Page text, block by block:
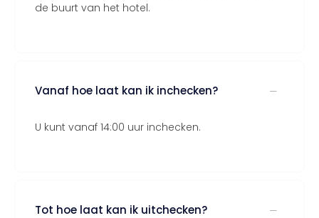
de buurt van het hotel.
Vanaf hoe laat kan ik inchecken?
U kunt vanaf 14:00 uur inchecken.
Tot hoe laat kan ik uitchecken?